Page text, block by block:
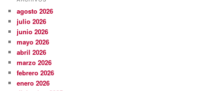
agosto 2026
julio 2026
junio 2026
mayo 2026
abril 2026
marzo 2026
febrero 2026
enero 2026